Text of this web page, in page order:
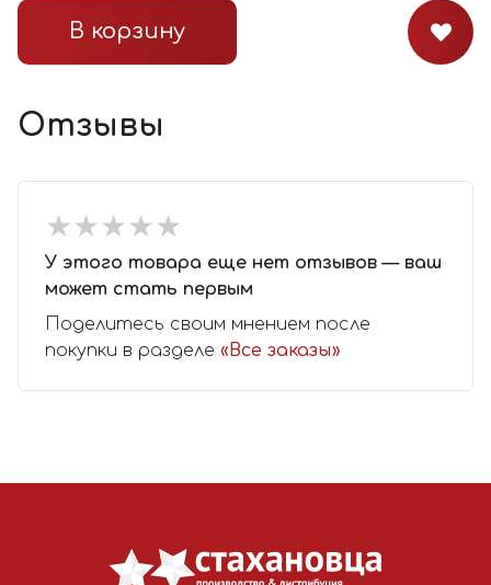
В корзину
Отзывы
★★★★★
★★★★★
У этого товара еще нет отзывов — ваш
может стать первым
Поделитесь своим мнением после
покупки в разделе «Все заказы»